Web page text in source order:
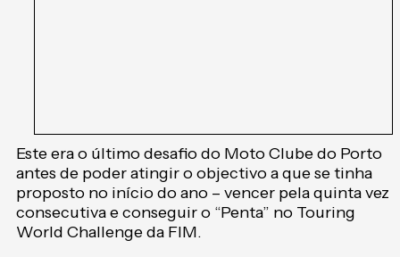
Este era o último desafio do Moto Clube do Porto
antes de poder atingir o objectivo a que se tinha
proposto no início do ano – vencer pela quinta vez
consecutiva e conseguir o “Penta” no Touring
World Challenge da FIM.